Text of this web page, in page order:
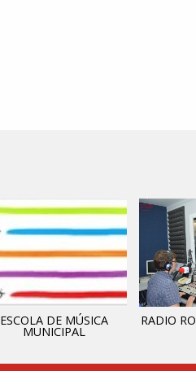
ESCOLA DE MÚSICA
MUNICIPAL
RADIO